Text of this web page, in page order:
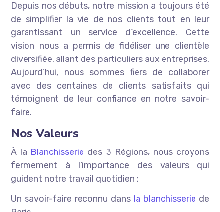
Depuis nos débuts, notre mission a toujours été
de simplifier la vie de nos clients tout en leur
garantissant un service d’excellence. Cette
vision nous a permis de fidéliser une clientèle
diversifiée, allant des particuliers aux entreprises.
Aujourd’hui, nous sommes fiers de collaborer
avec des centaines de clients satisfaits qui
témoignent de leur confiance en notre savoir-
faire.
Nos Valeurs
À la Blanchisserie des 3 Régions, nous croyons
fermement à l’importance des valeurs qui
guident notre travail quotidien :
Un savoir-faire reconnu dans la blanchisserie de